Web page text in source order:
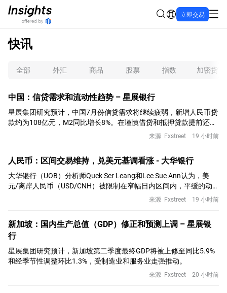
立即交易
快讯
全部 外汇 商品 股票 指数 加密货币
中国：信贷需求和流动性趋势 – 星展银行
星展集团研究预计，中国7月份信贷需求将继续疲弱，新增人民币贷
款约为108亿元，M2同比增长8%。在谨慎借贷和抵押贷款提前还款
的背景下，企业和家庭中长期贷款可能走软。来源 Fxstreet 19 小时前
人民币：区间交易维持，兑美元基调看涨 - 大华银行
大华银行（UOB）分析师Quek Ser Leang和Lee Sue Ann认为，美
元/离岸人民币（USD/CNH）被限制在窄幅日内区间内，平缓的动
来源 Fxstreet 19 小时前
新加坡：国内生产总值（GDP）修正和预测上调 – 星展银
行
星展集团研究预计，新加坡第二季度最终GDP将被上修至同比5.9%
和经季节性调整环比1.3%，受制造业和服务业走强推动。
来源 Fxstreet 20 小时前